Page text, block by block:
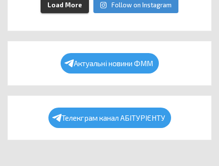
Load More Follow on Instagram
Актуальні новини ФММ
Телекграм канал АБІТУРІЄНТУ